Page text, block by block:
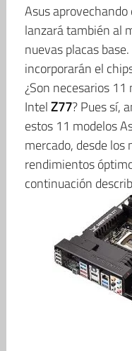
Asus
lanzará también al
nuevas placas
incorporarán el
¿Son necesarios 11
IntelZ77? Pues sí,
estos 11 modelos
mercado, desde
rendimientos
continuación